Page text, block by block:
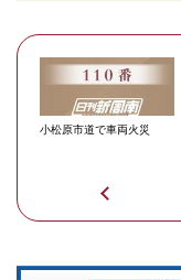
小松原市道で車両火災